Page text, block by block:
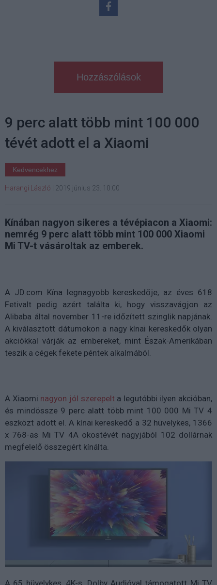
Hozzászólások
9 perc alatt több mint 100 000
tévét adott el a Xiaomi
Kedvencekhez
Harangi László 2019 június 23. 10:00
Kínában nagyon sikeres a tévépiacon a Xiaomi:
nemrég 9 perc alatt több mint 100 000 Xiaomi
Mi TV-t vásároltak az emberek.
A JD.com Kína legnagyobb kereskedője, az éves 618
Fetivalt pedig azért találta ki, hogy visszavágjon az
Alibaba által november 11-re időzített szinglik napjának.
A kiválasztott dátumokon a nagy kínai kereskedők olyan
akciókkal várják az embereket, mint Észak-Amerikában
teszik a cégek fekete péntek alkalmából.
A Xiaomi nagyon jól szerepelt a legutóbbi ilyen akcióban,
és mindössze 9 perc alatt több mint 100 000 Mi TV 4
eszközt adott el. A kínai kereskedő a 32 hüvelykes, 1366
x 768-as Mi TV 4A okostévét nagyjából 102 dollárnak
megfelelő összegért kínálta.
A 65 hüvelykes, 4K-s, Dolby Audióval támogatott Mi TV